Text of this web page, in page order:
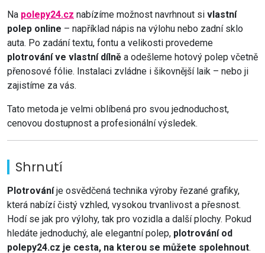
Na polepy24.cz nabízíme možnost navrhnout si vlastní
polep online – například nápis na výlohu nebo zadní sklo
auta. Po zadání textu, fontu a velikosti provedeme
plotrování ve vlastní dílně a odešleme hotový polep včetně
přenosové fólie. Instalaci zvládne i šikovnější laik – nebo ji
zajistíme za vás.
Tato metoda je velmi oblíbená pro svou jednoduchost,
cenovou dostupnost a profesionální výsledek.
Shrnutí
Plotrováníje osvědčená technika výroby řezané grafiky,
která nabízí čistý vzhled, vysokou trvanlivost a přesnost.
Hodí se jak pro výlohy, tak pro vozidla a další plochy. Pokud
hledáte jednoduchý, ale elegantní polep, plotrování od
polepy24.cz je cesta, na kterou se můžete spolehnout.